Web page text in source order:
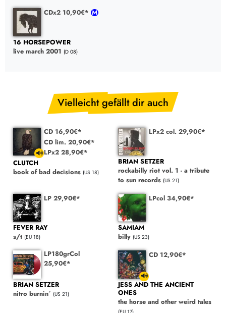
CDx2 10,90€*
16 HORSEPOWER
live march 2001 (D 08)
Vielleicht gefällt dir auch
CD 16,90€*
CD lim. 20,90€*
LPx2 28,90€*
CLUTCH
book of bad decisions (US 18)
LPx2 col. 29,90€*
BRIAN SETZER
rockabilly riot vol. 1 - a tribute
to sun records (US 21)
LP 29,90€*
FEVER RAY
s/t (EU 18)
LPcol 34,90€*
SAMIAM
billy (US 23)
LP180grCol
25,90€*
BRIAN SETZER
nitro burnin´ (US 21)
CD 12,90€*
JESS AND THE ANCIENT
ONES
the horse and other weird tales